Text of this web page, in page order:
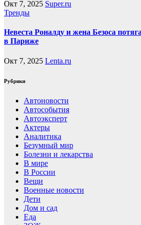
Окт 7, 2025 Super.ru
Тренды
Невеста Роналду и жена Безоса
в Париже
Окт 7, 2025 Lenta.ru
Рубрики
Автоновости
Автособытия
Автоэксперт
Актеры
Аналитика
Безумный мир
Болезни и лекарства
В мире
В России
Вещи
Военные новости
Дети
Дом и сад
Еда